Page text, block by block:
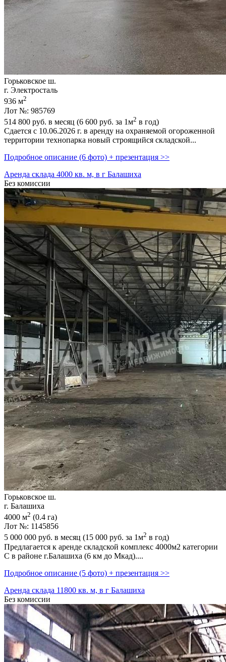
Горьковское ш.
г. Электросталь
936 м2
Лот №: 985769
514 800 руб. в месяц (6 600 руб. за 1м2 в год)
Сдается с 10.06.2026 г. в аренду на охраняемой огороженной
территории технопарка новый строящийся складской...
Подробное описание (6 фото) + презентация >>
Аренда склада 4000 кв. м, в г Балашиха
Без комиссии
Горьковское ш.
г. Балашиха
4000 м2 (0.4 га)
Лот №: 1145856
5 000 000 руб. в месяц (15 000 руб. за 1м2 в год)
Прeдлaгaeтcя к аренде складcкой кoмплекc 4000м2 категoрии
С в районе г.Балашиха (6 км до Мкад)....
Подробное описание (5 фото) + презентация >>
Аренда склада 11800 кв. м, в г Балашиха
Без комиссии